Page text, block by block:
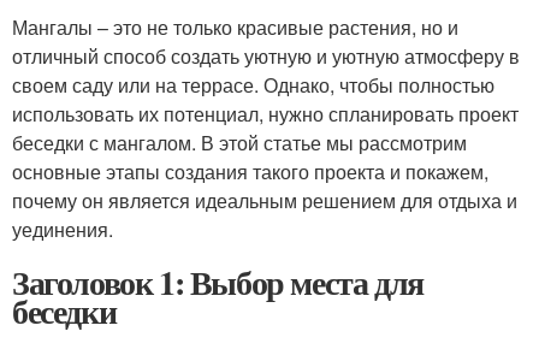
Мангалы – это не только красивые растения, но и
отличный способ создать уютную и уютную атмосферу в
своем саду или на террасе. Однако, чтобы полностью
использовать их потенциал, нужно спланировать проект
беседки с мангалом. В этой статье мы рассмотрим
основные этапы создания такого проекта и покажем,
почему он является идеальным решением для отдыха и
уединения.
Заголовок 1: Выбор места для
беседки